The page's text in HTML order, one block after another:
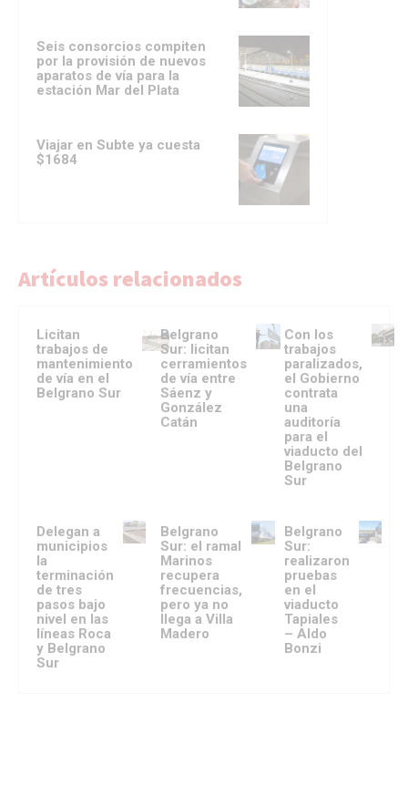
Seis consorcios compiten
por la provisión de nuevos
aparatos de vía para la
estación Mar del Plata
Viajar en Subte ya cuesta
$1684
Artículos relacionados
Licitan
trabajos de
mantenimiento
de vía en el
Belgrano Sur
Belgrano
Sur: licitan
cerramientos
de vía entre
Sáenz y
González
Catán
Con los
trabajos
paralizados,
el Gobierno
contrata
una
auditoría
para el
viaducto del
Belgrano
Sur
Delegan a
municipios
la
terminación
de tres
pasos bajo
nivel en las
líneas Roca
y Belgrano
Sur
Belgrano
Sur: el ramal
Marinos
recupera
frecuencias,
pero ya no
llega a Villa
Madero
Belgrano
Sur:
realizaron
pruebas
en el
viaducto
Tapiales
– Aldo
Bonzi